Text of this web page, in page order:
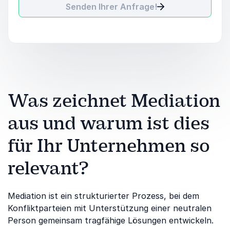
Senden Ihrer Anfrage!
Was zeichnet Mediation
aus und warum ist dies
für Ihr Unternehmen so
relevant?
Mediation ist ein strukturierter Prozess, bei dem
Konfliktparteien mit Unterstützung einer neutralen
Person gemeinsam tragfähige Lösungen entwickeln.